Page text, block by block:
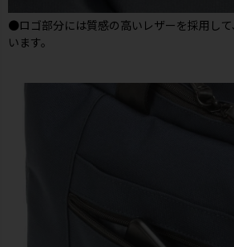
●ロゴ部分には質感の高いレザーを採用して
います。